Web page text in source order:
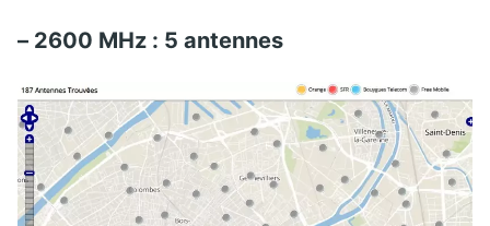
– 2600 MHz : 5 antennes